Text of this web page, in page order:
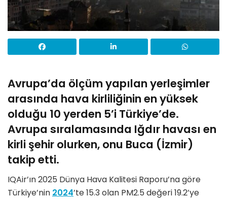
Avrupa’da ölçüm yapılan yerleşimler
arasında hava kirliliğinin en yüksek
olduğu 10 yerden 5’i Türkiye’de.
Avrupa sıralamasında Iğdır havası en
kirli şehir olurken, onu Buca (İzmir)
takip etti.
IQAir’ın 2025 Dünya Hava Kalitesi Raporu’na göre
Türkiye’nin 2024’te 15.3 olan PM2.5 değeri 19.2’ye